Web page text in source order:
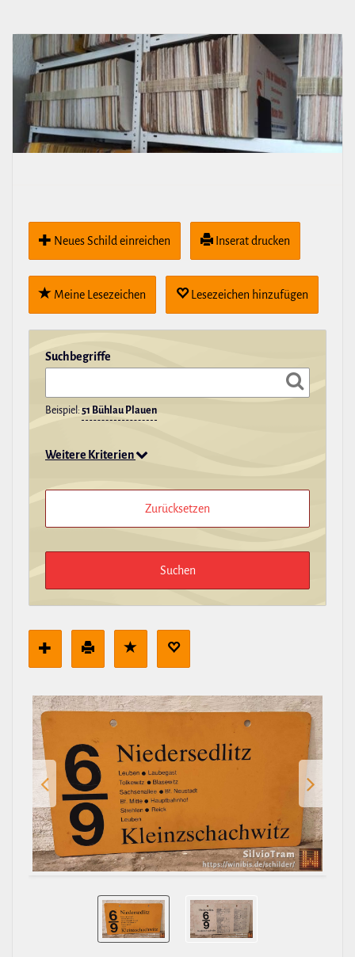
Neues Schild ein­rei­chen Inserat drucken
Meine Lese­zei­chen Lese­zei­chen hin­zu­fügen
Such­be­griffe
Beispiel: 51 Bühlau Plauen
Weitere Kriterien